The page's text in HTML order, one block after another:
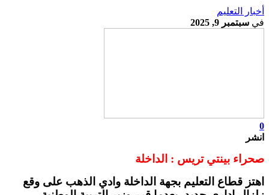
أخبار التعليم
في سبتمبر 9, 2025
0
انشر
صحراء بينتي تريس : الداخلة
اهتز قطاع التعليم بجهة الداخلة وادي الذهب على وقع